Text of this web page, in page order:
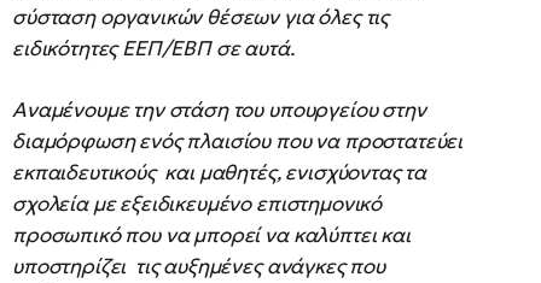
σύσταση οργανικών θέσεων για όλες τις
ειδικότητες ΕΕΠ/ΕΒΠ σε αυτά.
Αναμένουμε την στάση του υπουργείου στην
διαμόρφωση ενός πλαισίου που να προστατεύει
εκπαιδευτικούς και μαθητές, ενισχύοντας τα
σχολεία με εξειδικευμένο επιστημονικό
προσωπικό που να μπορεί να καλύπτει και
υποστηρίζει τις αυξημένες ανάγκες που